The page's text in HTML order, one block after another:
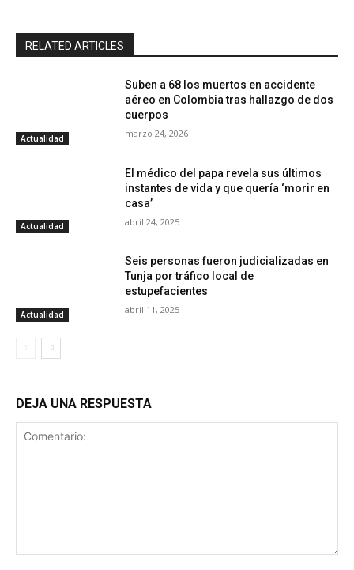
RELATED ARTICLES
Actualidad
Suben a 68 los muertos en accidente
aéreo en Colombia tras hallazgo de dos
cuerpos
marzo 24, 2026
Actualidad
El médico del papa revela sus últimos
instantes de vida y que quería ‘morir en
casa’
abril 24, 2025
Actualidad
Seis personas fueron judicializadas en
Tunja por tráfico local de
estupefacientes
abril 11, 2025
DEJA UNA RESPUESTA